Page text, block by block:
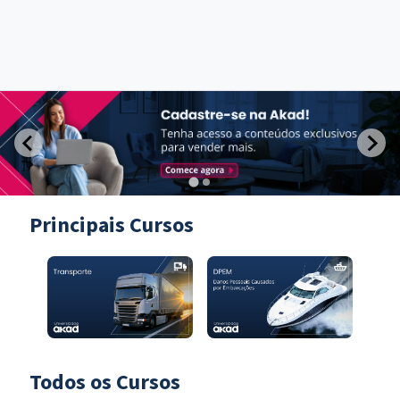
Principais Cursos
Todos os Cursos